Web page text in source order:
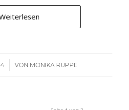
VON MONIKA RUPPE